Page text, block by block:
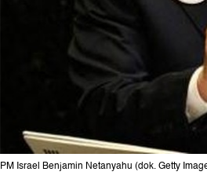
PM Israel Benjamin Netanyahu (dok. Getty